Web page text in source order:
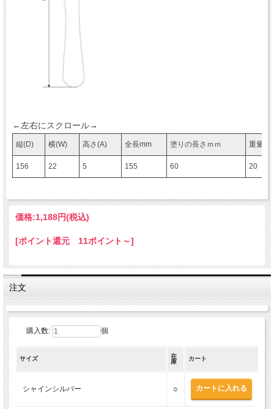
←左右にスクロール→
縦(D) 横(W) 高さ(A) 全長mm 塗りの長さｍｍ 重量(g)
156 22 5 155 60 20
価格:1,188円(税込)
[ポイント還元 11ポイント～]
注文
購入数: 個
サイズ
在
庫
カート
シャインシルバー ○